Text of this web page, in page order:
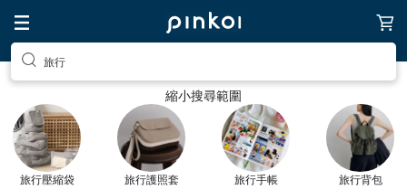
旅行
縮小搜尋範圍
旅行壓縮袋 旅行護照套 旅行手帳 旅行背包